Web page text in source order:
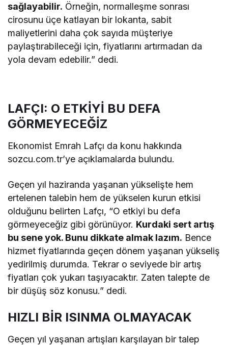
sağlayabilir. Örneğin, normalleşme sonrası
cirosunu üçe katlayan bir lokanta, sabit
maliyetlerini daha çok sayıda müşteriye
paylaştırabileceği için, fiyatlarını artırmadan da
yola devam edebilir.” dedi.
LAFÇI: O ETKİYİ BU DEFA
GÖRMEYECEĞİZ
Ekonomist Emrah Lafçı da konu hakkında
sozcu.com.tr’ye açıklamalarda bulundu.
Geçen yıl haziranda yaşanan yükselişte hem
ertelenen talebin hem de yükselen kurun etkisi
olduğunu belirten Lafçı, “O etkiyi bu defa
görmeyeceğiz gibi görünüyor. Kurdaki sert artış
bu sene yok. Bunu dikkate almak lazım. Bence
hizmet fiyatlarında geçen dönem yaşanan yükseliş
yedirilmiş durumda. Tekrar o seviyede bir artış
fiyatları çok yukarı taşıyacaktır. Zaten talepte de
bir düşüş söz konusu.” dedi.
HIZLI BİR ISINMA OLMAYACAK
Geçen yıl yaşanan artışları karşılayan bir talep